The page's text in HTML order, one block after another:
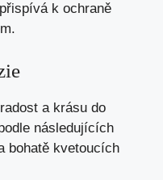
k ochraně
a krásu do
následujících
bohatě kvetoucích